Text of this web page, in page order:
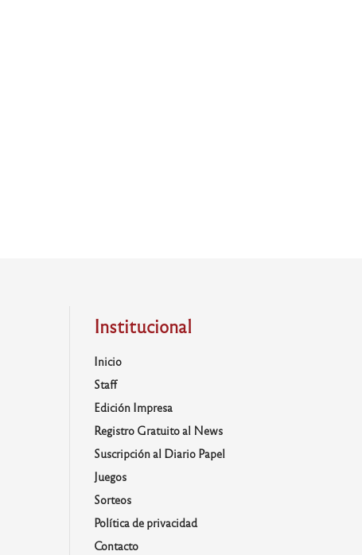
Institucional
Inicio
Staff
Edición Impresa
Registro Gratuito al News
Suscripción al Diario Papel
Juegos
Sorteos
Política de privacidad
Contacto